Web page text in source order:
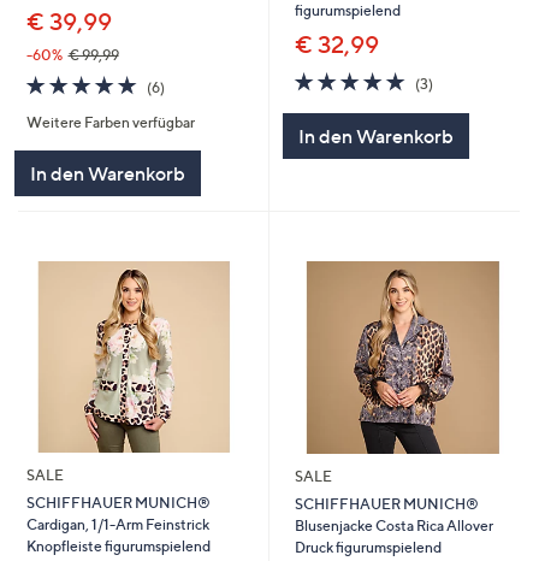
€ 39,99
-60% € 99,99
5.0
von
5
(6)6
Weitere Farben verfügbar
In den Warenkorb
figurumspielend
€ 32,99
5.0
von
(3)3
In den Warenkorb
SALE
SCHIFFHAUER MUNICH®
Cardigan, 1/1-Arm Feinstrick
Knopfleiste figurumspielend
SALE
SCHIFFHAUER MUNICH®
Blusenjacke Costa Rica Allover
Druck figurumspielend